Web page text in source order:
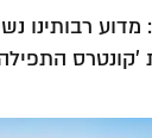
רבותינו
'קונטרס